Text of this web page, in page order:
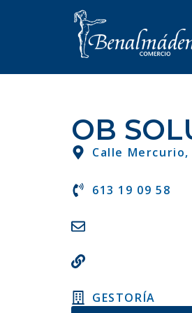
OB
Calle
613 19 09 58
GESTORÍA